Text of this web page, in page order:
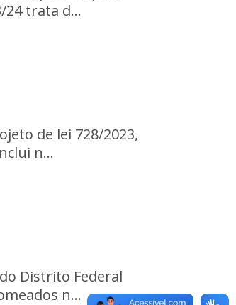
24 trata d...
de lei 728/2023,
n...
Distrito Federal
n...